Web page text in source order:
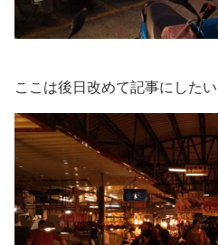
ここは後日改めて記事にした